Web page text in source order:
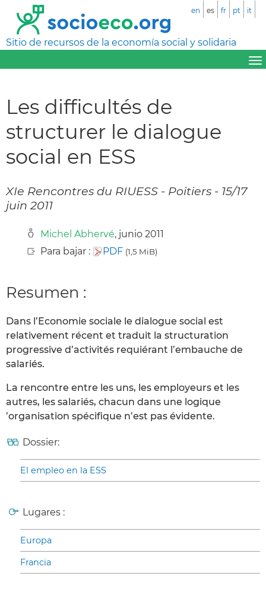
Sitio de recursos de la economía social y solidaria
en es fr pt it
Les difficultés de
structurer le dialogue
social en ESS
XIe Rencontres du RIUESS - Poitiers - 15/17
juin 2011
Michel Abhervé, junio 2011
Para bajar :
PDF (1,5 MiB)
Resumen :
Dans l’Economie sociale le dialogue social est
relativement récent et traduit la structuration
progressive d’activités requiérant l’embauche de
salariés.
La rencontre entre les uns, les employeurs et les
autres, les salariés, chacun dans une logique
’organisation spécifique n’est pas évidente.
Dossier:
El empleo en la ESS
Lugares :
Europa
Francia